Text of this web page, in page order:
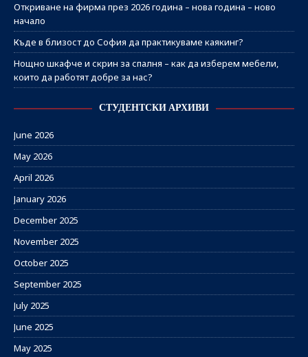
Откриване на фирма през 2026 година – нова година – ново
начало
Къде в близост до София да практикуваме каякинг?
Нощно шкафче и скрин за спалня – как да изберем мебели,
които да работят добре за нас?
СТУДЕНТСКИ АРХИВИ
June 2026
May 2026
April 2026
January 2026
December 2025
November 2025
October 2025
September 2025
July 2025
June 2025
May 2025